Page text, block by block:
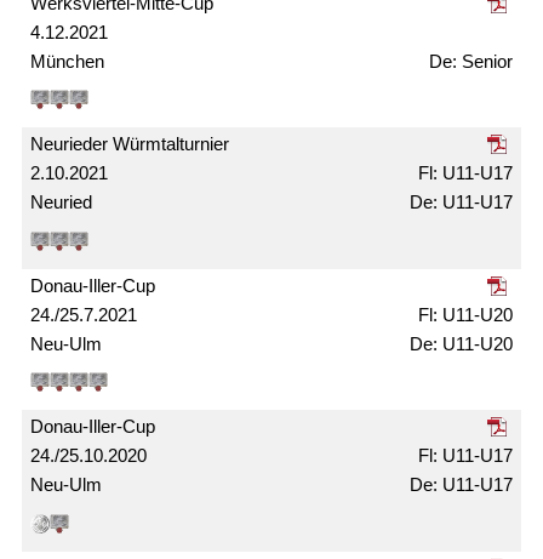
4.12.2021
München Senior
2.10.2021
Neurieder Würmtal­turnier
Neuried
U11-U17
U11-U17
24./25.7.2021
Donau-Iller-Cup
Neu-Ulm
U11-U20
U11-U20
24./25.10.2020
Donau-Iller-Cup
Neu-Ulm
U11-U17
U11-U17